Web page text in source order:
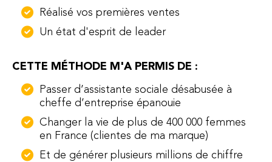
Réalisé vos premières ventes
Un état d'esprit de leader
CETTE MÉTHODE M'A PERMIS DE :
Passer d’assistante sociale désabusée à
cheffe d’entreprise épanouie
Changer la vie de plus de 400 000 femmes
en France (clientes de ma marque)
Et de générer plusieurs millions de chiffre